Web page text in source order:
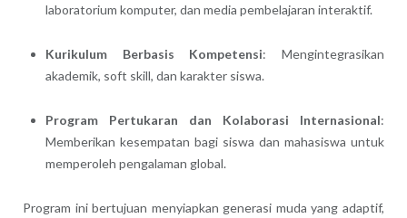
laboratorium komputer, dan media pembelajaran interaktif.
Kurikulum Berbasis Kompetensi: Mengintegrasikan
akademik, soft skill, dan karakter siswa.
Program Pertukaran dan Kolaborasi Internasional:
Memberikan kesempatan bagi siswa dan mahasiswa untuk
memperoleh pengalaman global.
Program ini bertujuan menyiapkan generasi muda yang adaptif,